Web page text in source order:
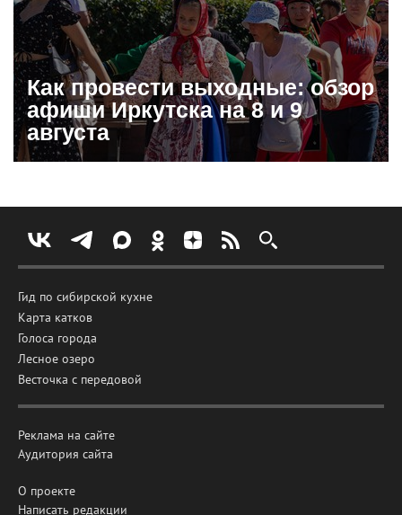
Как провести выходные: обзор
афиши Иркутска на 8 и 9
августа
Гид по сибирской кухне
Карта катков
Голоса города
Лесное озеро
Весточка с передовой
Реклама на сайте
Аудитория сайта
О проекте
Написать редакции